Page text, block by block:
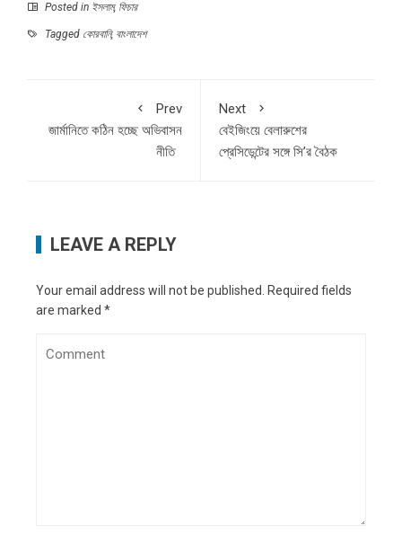
Posted in ইসলাম, ফিচার
Tagged কোরবানি, বাংলাদেশ
Prev
জার্মানিতে কঠিন হচ্ছে অভিবাসন
নীতি
Next
বেইজিংয়ে বেলারুশের
প্রেসিডেন্টের সঙ্গে সি’র বৈঠক
LEAVE A REPLY
Your email address will not be published. Required fields
are marked *